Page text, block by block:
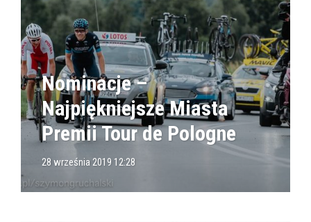
Nominacje –
Najpiękniejsze Miasta
Premii Tour de Pologne
28 września 2019 12:28